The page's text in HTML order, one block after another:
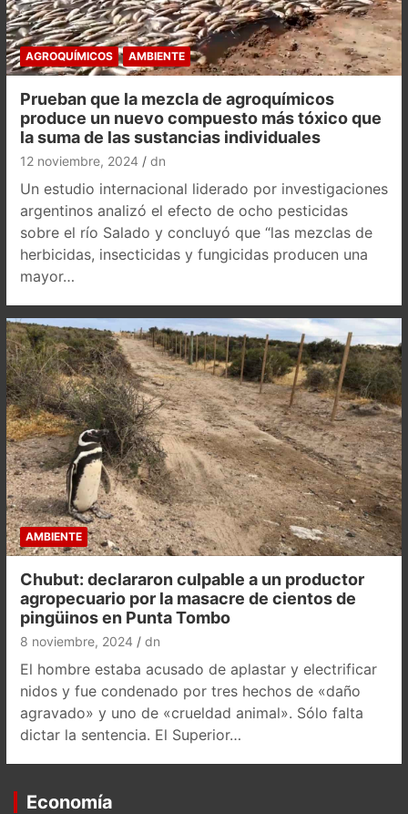
AGROQUÍMICOS AMBIENTE
Prueban que la mezcla de agroquímicos
produce un nuevo compuesto más tóxico que
la suma de las sustancias individuales
12 noviembre, 2024 dn
Un estudio internacional liderado por investigaciones
argentinos analizó el efecto de ocho pesticidas
sobre el río Salado y concluyó que “las mezclas de
herbicidas, insecticidas y fungicidas producen una
mayor…
AMBIENTE
Chubut: declararon culpable a un productor
agropecuario por la masacre de cientos de
pingüinos en Punta Tombo
8 noviembre, 2024 dn
El hombre estaba acusado de aplastar y electrificar
nidos y fue condenado por tres hechos de «daño
agravado» y uno de «crueldad animal». Sólo falta
dictar la sentencia. El Superior…
Economía